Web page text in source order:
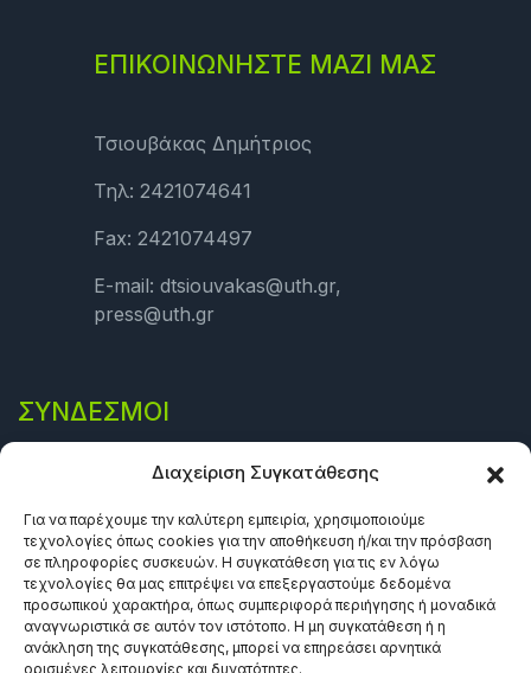
Διαχείριση Συγκατάθεσης
Για να παρέχουμε την καλύτερη εμπειρία, χρησιμοποιούμε
τεχνολογίες όπως cookies για την αποθήκευση ή/και την πρόσβαση
σε πληροφορίες συσκευών. Η συγκατάθεση για τις εν λόγω
τεχνολογίες θα μας επιτρέψει να επεξεργαστούμε δεδομένα
προσωπικού χαρακτήρα, όπως συμπεριφορά περιήγησης ή μοναδικά
αναγνωριστικά σε αυτόν τον ιστότοπο. Η μη συγκατάθεση ή η
ανάκληση της συγκατάθεσης, μπορεί να επηρεάσει αρνητικά
ορισμένες λειτουργίες και δυνατότητες.
ΕΠΙΚΟΙΝΩΝΗΣΤΕ ΜΑΖΙ ΜΑΣ
Τσιουβάκας Δημήτριος
Τηλ: 2421074641
Fax: 2421074497
E-mail: dtsiouvakas@uth.gr,
press@uth.gr
ΣΎΝΔΕΣΜΟΙ
Πολιτική Cookies (ΕΕ)